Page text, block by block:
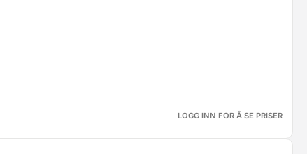
LOGG INN FOR Å SE PRISER